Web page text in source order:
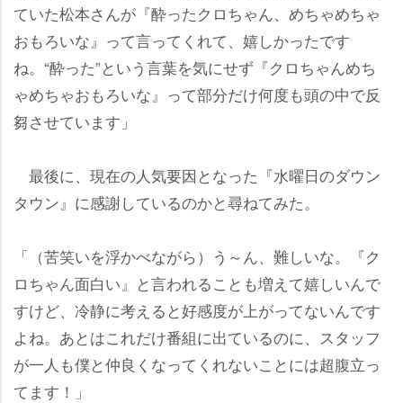
ていた松本さんが『酔ったクロちゃん、めちゃめちゃ
おもろいな』って言ってくれて、嬉しかったです
ね。“酔った”という言葉を気にせず『クロちゃんめち
ゃめちゃおもろいな』って部分だけ何度も頭の中で反
芻させています」
最後に、現在の人気要因となった『水曜日のダウン
タウン』に感謝しているのかと尋ねてみた。
「（苦笑いを浮かべながら）う～ん、難しいな。『ク
ロちゃん面白い』と言われることも増えて嬉しいんで
すけど、冷静に考えると好感度が上がってないんです
よね。あとはこれだけ番組に出ているのに、スタッフ
が一人も僕と仲良くなってくれないことには超腹立っ
てます！」